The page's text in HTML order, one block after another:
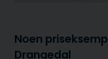
Noen
Drangedal